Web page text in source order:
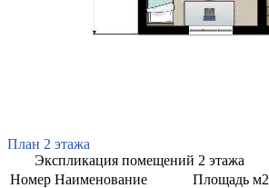
План 2 этажа
Экспликация помещений 2 этажа
Номер Наименование
Площадь м2